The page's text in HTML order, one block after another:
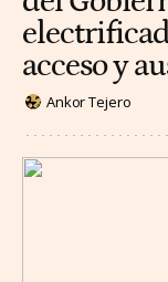
acceso y
Ankor Tejero